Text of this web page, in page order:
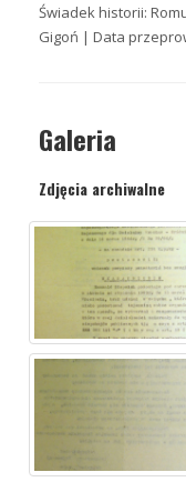
Świadek historii:
Gigoń | Data
Galeria
Zdjęcia archiwalne